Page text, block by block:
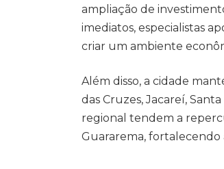
ampliação de
imediatos, especialistas
criar um ambiente
Além disso, a cidade
das Cruzes, Jacareí,
regional tendem a
Guararema, fortalecendo